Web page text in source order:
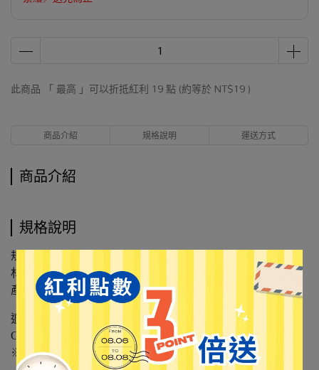
此商品 「 最高 」可以折抵紅利 19點 (約等於 NT$19)
商品介紹 規格說明 運送方式
商品介紹
規格說明
規格｜4.2mmx6M
材質｜二氧化鈦、塑膠
產地｜台灣
適用於SDI手牌以下型號之主機：
CT-225系列、CT-204、CT-205、CT-206全系列
※不同寬度替換帶可以自由更換於全系列I-PUSH主機上